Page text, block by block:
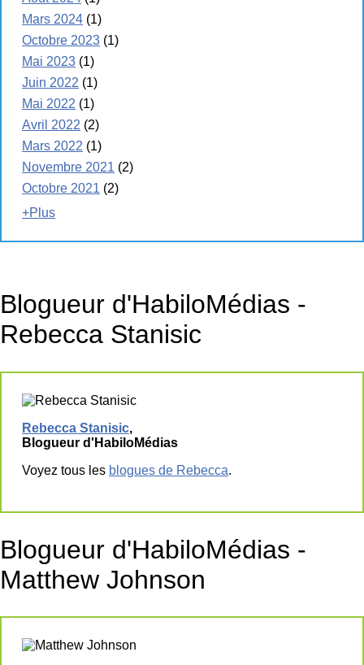
Mars 2024 (1)
Octobre 2023 (1)
Mai 2023 (1)
Juin 2022 (1)
Mai 2022 (1)
Avril 2022 (2)
Mars 2022 (1)
Novembre 2021 (2)
Octobre 2021 (2)
+Plus
Blogueur d'HabiloMédias -
Rebecca Stanisic
Rebecca Stanisic,
Blogueur d'HabiloMédias
Voyez tous les blogues de Rebecca.
Blogueur d'HabiloMédias -
Matthew Johnson